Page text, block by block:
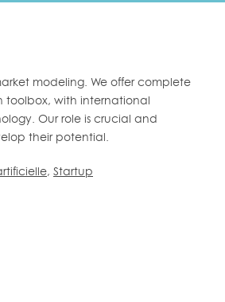
modeling. We offer complete
toolbox, with international
Our role is crucial and
their potential.
, Startup